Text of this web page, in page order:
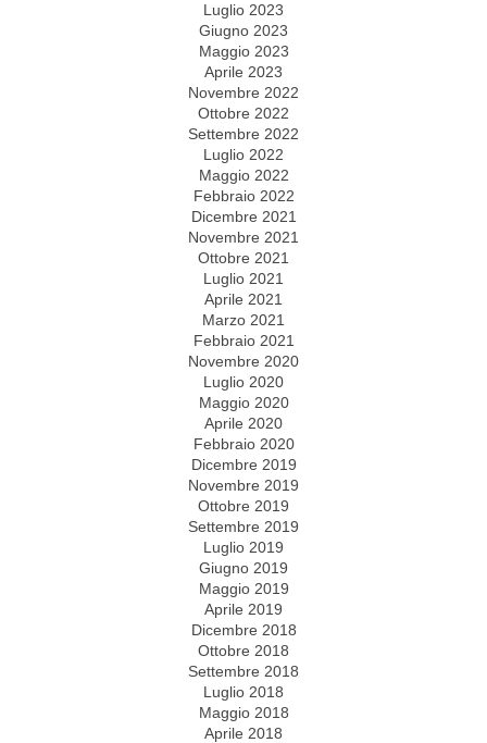
Luglio 2023
Giugno 2023
Maggio 2023
Aprile 2023
Novembre 2022
Ottobre 2022
Settembre 2022
Luglio 2022
Maggio 2022
Febbraio 2022
Dicembre 2021
Novembre 2021
Ottobre 2021
Luglio 2021
Aprile 2021
Marzo 2021
Febbraio 2021
Novembre 2020
Luglio 2020
Maggio 2020
Aprile 2020
Febbraio 2020
Dicembre 2019
Novembre 2019
Ottobre 2019
Settembre 2019
Luglio 2019
Giugno 2019
Maggio 2019
Aprile 2019
Dicembre 2018
Ottobre 2018
Settembre 2018
Luglio 2018
Maggio 2018
Aprile 2018